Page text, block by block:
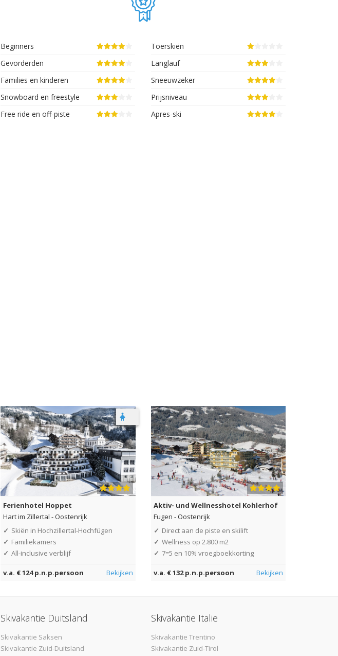
Beginners
Gevorderden
Families en kinderen
Snowboard en freestyle
Free ride en off-piste
Toerskiën
Langlauf
Sneeuwzeker
Prijsniveau
Apres-ski
Ferienhotel Hoppet
Hart im Zillertal -Oostenrijk
✓ Skiën in Hochzillertal-Hochfügen
✓ Familiekamers
✓ All-inclusive verblijf
v.a. € 124 p.n.p.persoon Bekijken
Aktiv- und Wellnesshotel Kohlerhof
Fugen -Oostenrijk
✓ Direct aan de piste en skilift
✓ Wellness op 2.800 m2
✓ 7=5 en 10% vroegboekkorting
v.a. € 132 p.n.p.persoon Bekijken
Skivakantie Duitsland
Skivakantie Saksen
Skivakantie Zuid-Duitsland
Skivakantie Italie
Skivakantie Trentino
Skivakantie Zuid-Tirol